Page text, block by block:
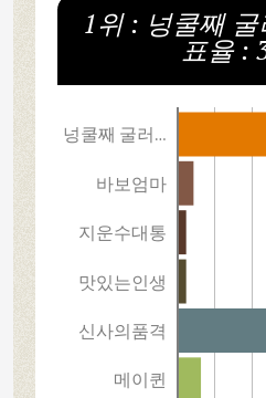
1위 : 넝쿨째
표율 :
넝쿨째 굴러…
바보엄마
지운수대통
맛있는인생
신사의품격
메이퀸